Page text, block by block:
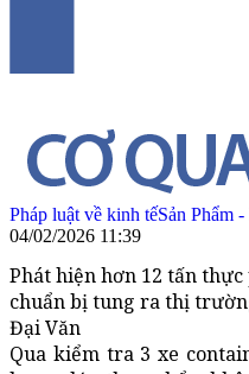
Pháp luật về kinh tếSản Phẩm
04/02/2026 11:39
Phát hiện hơn 12 tấn
chuẩn bị tung ra thị
Đại Văn
Qua kiểm tra 3 xe